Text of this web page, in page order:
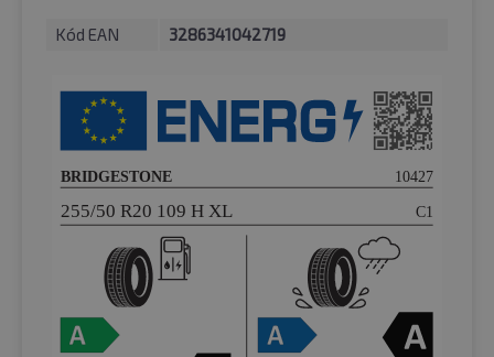
Kód EAN 3286341042719